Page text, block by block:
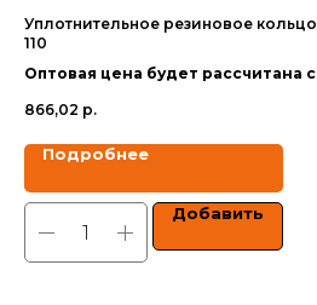
Уплотнительное резиновое
110
Оптовая цена будет рассчитана
866,02 р.
Подробнее
Добавить